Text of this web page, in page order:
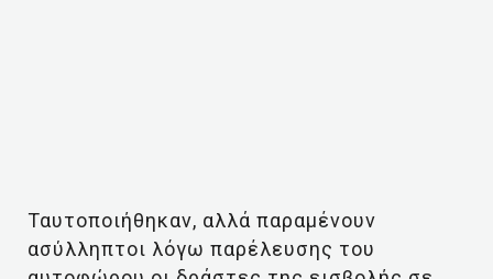
Ταυτοποιήθηκαν, αλλά παραμένουν
ασύλληπτοι λόγω παρέλευσης του